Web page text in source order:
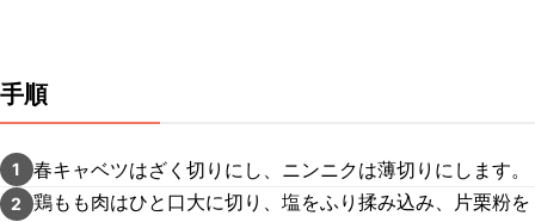
手順
1 春キャベツはざく切りにし、ニンニクは薄切りにします。
2
鶏もも肉はひと口大に切り、塩をふり揉み込み、片栗粉を